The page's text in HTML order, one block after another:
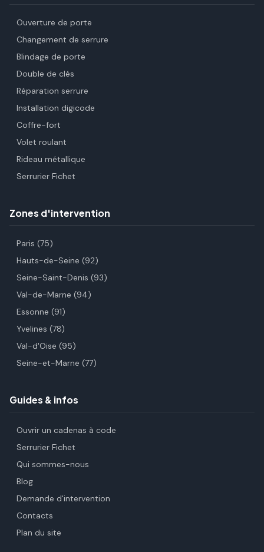
Ouverture de porte
Changement de serrure
Blindage de porte
Double de clés
Réparation serrure
Installation digicode
Coffre-fort
Volet roulant
Rideau métallique
Serrurier Fichet
Zones d'intervention
Paris (75)
Hauts-de-Seine (92)
Seine-Saint-Denis (93)
Val-de-Marne (94)
Essonne (91)
Yvelines (78)
Val-d'Oise (95)
Seine-et-Marne (77)
Guides & infos
Ouvrir un cadenas à code
Serrurier Fichet
Qui sommes-nous
Blog
Demande d'intervention
Contacts
Plan du site